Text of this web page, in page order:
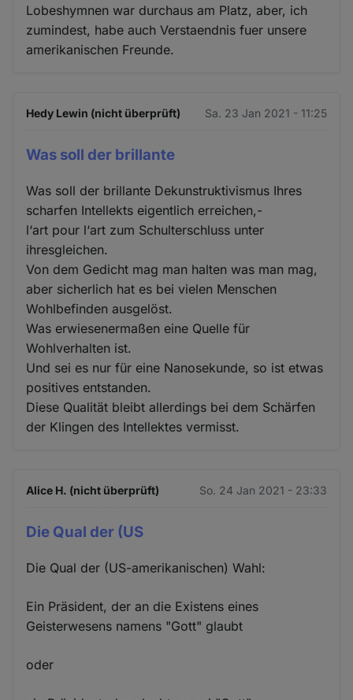
Lobeshymnen war durchaus am Platz, aber, ich
zumindest, habe auch Verstaendnis fuer unsere
amerikanischen Freunde.
Hedy Lewin (nicht überprüft) Sa. 23 Jan 2021 - 11:25
Was soll der brillante
Was soll der brillante Dekunstruktivismus Ihres
scharfen Intellekts eigentlich erreichen,-
l‘art pour l‘art zum Schulterschluss unter
ihresgleichen.
Von dem Gedicht mag man halten was man mag,
aber sicherlich hat es bei vielen Menschen
Wohlbefinden ausgelöst.
Was erwiesenermaßen eine Quelle für
Wohlverhalten ist.
Und sei es nur für eine Nanosekunde, so ist etwas
positives entstanden.
Diese Qualität bleibt allerdings bei dem Schärfen
der Klingen des Intellektes vermisst.
Alice H. (nicht überprüft) So. 24 Jan 2021 - 23:33
Die Qual der (US
Die Qual der (US-amerikanischen) Wahl:
Ein Präsident, der an die Existens eines
Geisterwesens namens "Gott" glaubt
oder